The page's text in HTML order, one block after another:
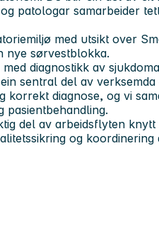
patologar samarbeider
med utsikt over
nye sørvestblokka.
diagnostikk av
sentral del av
diagnose, og vi
pasientbehandling.
del av arbeidsflyten
og koordinering